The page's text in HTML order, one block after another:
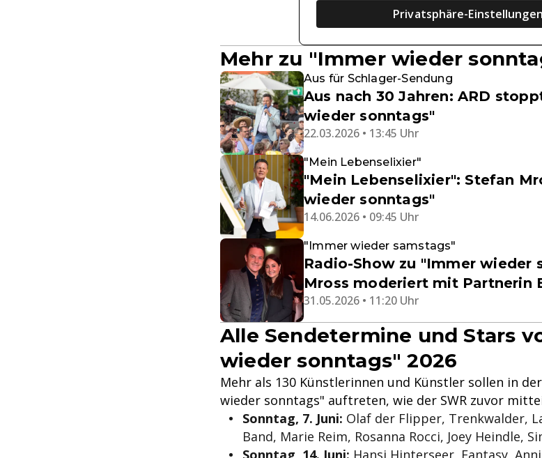
Privatsphäre-Einstellungen
Mehr zu "Immer wieder
Aus für Schlager-Sendung
Aus nach 30 Jahren: ARD
wieder sonntags"
22.03.2026 • 13:45 Uhr
"Mein Lebenselixier"
"Mein Lebenselixier": Stefan
wieder sonntags"
14.06.2026 • 09:45 Uhr
"Immer wieder samstags"
Radio-Show zu "Immer wieder
Mross moderiert mit Partnerin
31.05.2026 • 11:20 Uhr
Alle Sendetermine und Stars
wieder sonntags" 2026
Mehr als 130 Künstlerinnen und Künstler sollen in
wieder sonntags" auftreten, wie der SWR zuvor
Sonntag, 7. Juni: Olaf der Flipper, Trenkwalder,
Band, Marie Reim, Rosanna Rocci, Joey Heindle,
Sonntag, 14. Juni: Hansi Hinterseer, Fantasy,